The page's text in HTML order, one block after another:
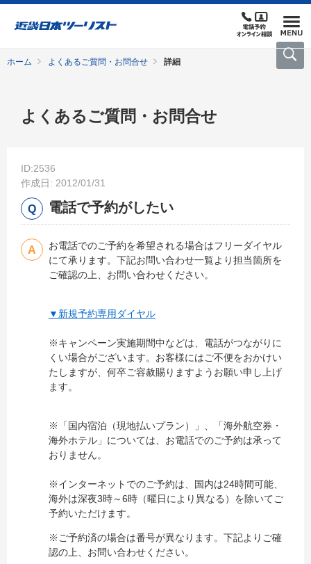
ホーム よくあるご質問・お問合せ 詳細
よくあるご質問・お問合せ
ID:2536
作成日: 2012/01/31
電話で予約がしたい
お電話でのご予約を希望される場合はフリーダイヤル
にて承ります。下記お問い合わせ一覧より担当箇所を
ご確認の上、お問い合わせください。
▼新規予約専用ダイヤル
※キャンペーン実施期間中などは、電話がつながりに
くい場合がございます。お客様にはご不便をおかけい
たしますが、何卒ご容赦賜りますようお願い申し上げ
ます。
※「国内宿泊（現地払いプラン）」、「海外航空券・
海外ホテル」については、お電話でのご予約は承って
おりません。
※インターネットでのご予約は、国内は24時間可能、
海外は深夜3時～6時（曜日により異なる）を除いてご
予約いただけます。
※ご予約済の場合は番号が異なります。下記よりご確
認の上、お問い合わせください。